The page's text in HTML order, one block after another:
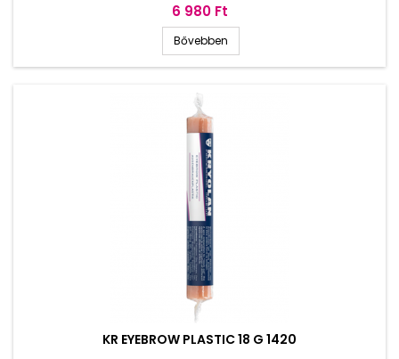
Ár
6 980 Ft
Bővebben
KR EYEBROW PLASTIC 18 G 1420